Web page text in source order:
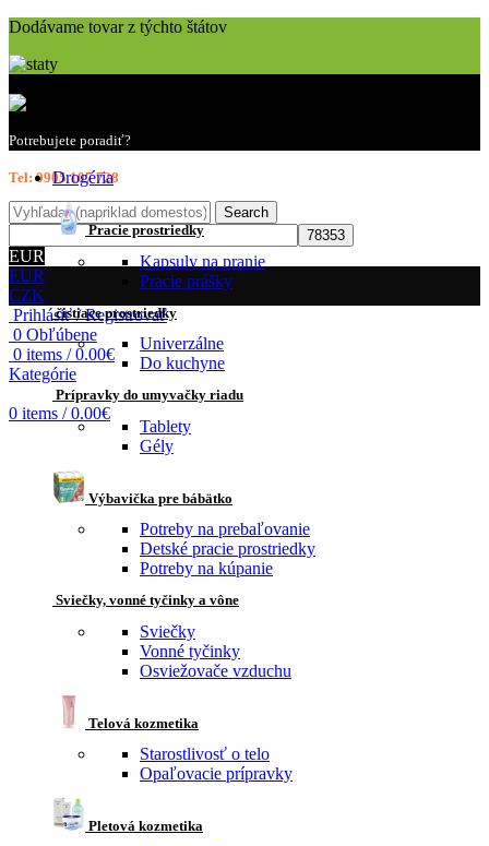
Dodávame tovar z týchto štátov
Potrebujete poradiť?
Tel: 0905 107 728
Search
EUR
EUR
CZK
Prihlásiť / Registrovať
0 Obľúbene
0 items / 0.00€
Kategórie
0 items / 0.00€
Drogéria
Pracie prostriedky
Kapsuly na pranie
Pracie prášky
čistiace prostriedky
Univerzálne
Do kuchyne
Prípravky do umyvačky riadu
Tablety
Gély
Výbavička pre bábätko
Potreby na prebaľovanie
Detské pracie prostriedky
Potreby na kúpanie
Sviečky, vonné tyčinky a vône
Sviečky
Vonné tyčinky
Osviežovače vzduchu
Telová kozmetika
Starostlivosť o telo
Opaľovacie prípravky
Pletová kozmetika